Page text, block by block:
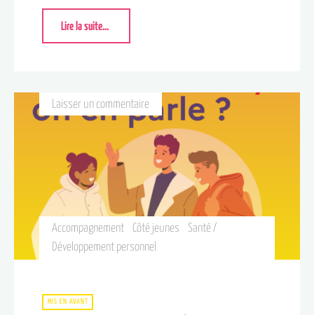
Lire la suite...
Accompagnement Côté jeunes
Santé /
Développement personnel
Laisser un commentaire
MIS EN AVANT